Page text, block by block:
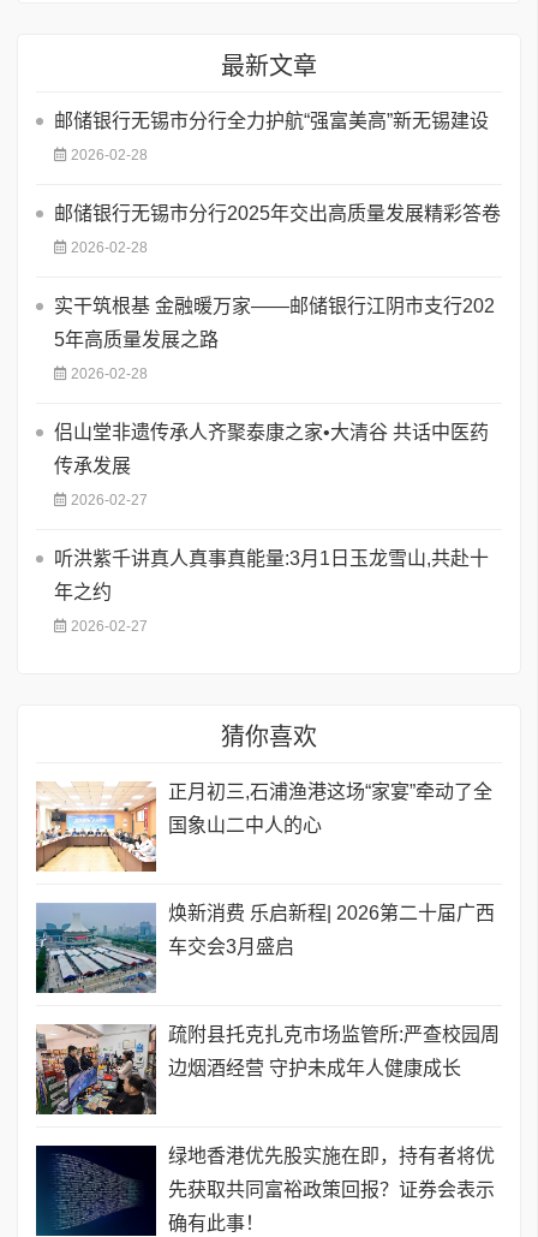
最新文章
邮储银行无锡市分行全力护航“强富美高”新无锡建设
2026-02-28
邮储银行无锡市分行2025年交出高质量发展精彩答卷
2026-02-28
实干筑根基 金融暖万家——邮储银行江阴市支行202
5年高质量发展之路
2026-02-28
侣山堂非遗传承人齐聚泰康之家•大清谷 共话中医药
传承发展
2026-02-27
听洪紫千讲真人真事真能量:3月1日玉龙雪山,共赴十
年之约
2026-02-27
猜你喜欢
正月初三,石浦渔港这场“家宴”牵动了全
国象山二中人的心
焕新消费 乐启新程| 2026第二十届广西
车交会3月盛启
疏附县托克扎克市场监管所:严查校园周
边烟酒经营 守护未成年人健康成长
绿地香港优先股实施在即，持有者将优
先获取共同富裕政策回报？证券会表示
确有此事！